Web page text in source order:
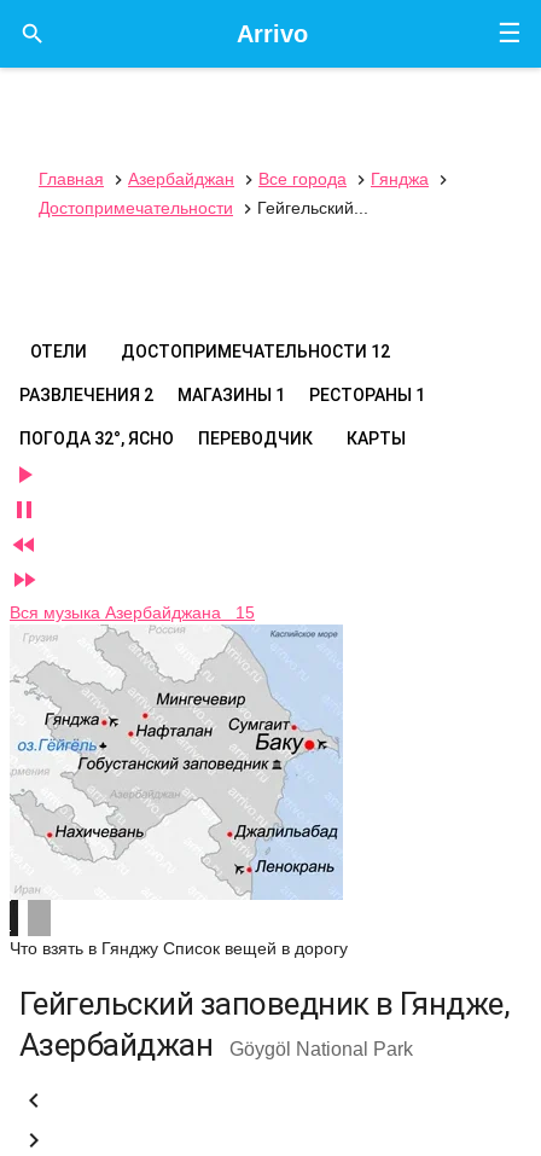
☰
Arrivo

Главная  Азербайджан  Все города  Гянджа

Достопримечательности
 Гейгельский...
ОТЕЛИ ДОСТОПРИМЕЧАТЕЛЬНОСТИ 12
РАЗВЛЕЧЕНИЯ 2 МАГАЗИНЫ 1 РЕСТОРАНЫ 1
ПОГОДА 32°, ЯСНО ПЕРЕВОДЧИК КАРТЫ




Вся музыка Азербайджана 15
Что взять в Гянджу Список вещей в дорогу
Гейгельский заповедник в Гяндже,
Азербайджан
Göygöl National Park

